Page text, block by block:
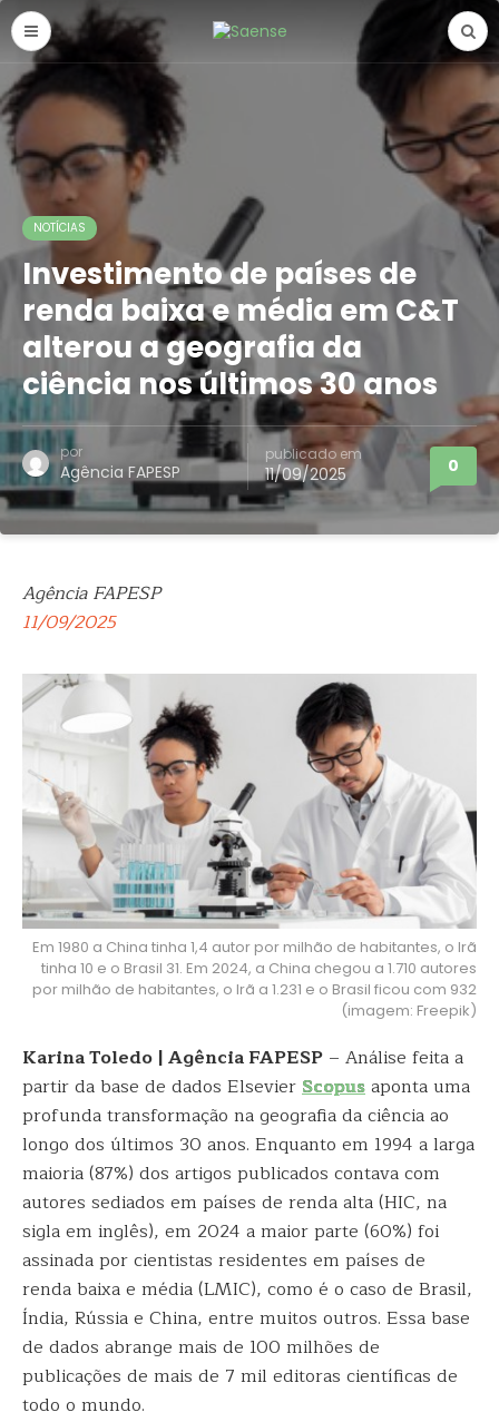
NOTÍCIAS
Investimento de países de
renda baixa e média em C&T
alterou a geografia da
ciência nos últimos 30 anos
por
Agência FAPESP
publicado em
11/09/2025 0
Agência FAPESP
11/09/2025
Em 1980 a China tinha 1,4 autor por milhão de habitantes, o Irã
tinha 10 e o Brasil 31. Em 2024, a China chegou a 1.710 autores
por milhão de habitantes, o Irã a 1.231 e o Brasil ficou com 932
(imagem: Freepik)
Karina Toledo | Agência FAPESP – Análise feita a
partir da base de dados ElsevierScopusaponta uma
profunda transformação na geografia da ciência ao
longo dos últimos 30 anos. Enquanto em 1994 a larga
maioria (87%) dos artigos publicados contava com
autores sediados em países de renda alta (HIC, na
sigla em inglês), em 2024 a maior parte (60%) foi
assinada por cientistas residentes em países de
renda baixa e média (LMIC), como é o caso de Brasil,
Índia, Rússia e China, entre muitos outros. Essa base
de dados abrange mais de 100 milhões de
publicações de mais de 7 mil editoras científicas de
todo o mundo.